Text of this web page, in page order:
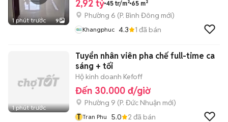
1 phút trước 9
2,92 tỷ 45 tr/m² 65 m²
Phường 6 (P. Bình Đông mới)
Khangphuc 4.3 1 đã bán
1 phút trước
Tuyển nhân viên pha chế full-time ca
sáng + tối
Hộ kinh doanh Kefoff
Đến 30.000 đ/giờ
Phường 9 (P. Đức Nhuận mới)
T Tran Phu 5.0 2 đã bán